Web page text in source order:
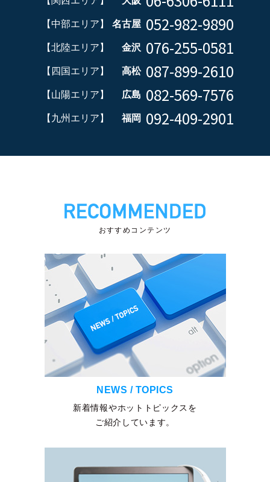
【中部エリア】 名古屋 052-982-9890
【北陸エリア】 金沢 076-255-0581
【四国エリア】 高松 087-899-2610
【山陽エリア】 広島 082-569-7576
【九州エリア】 福岡 092-409-2901
おすすめコンテンツ
NEWS / TOPICS
新着情報やホットトピックスを
ご紹介しています。